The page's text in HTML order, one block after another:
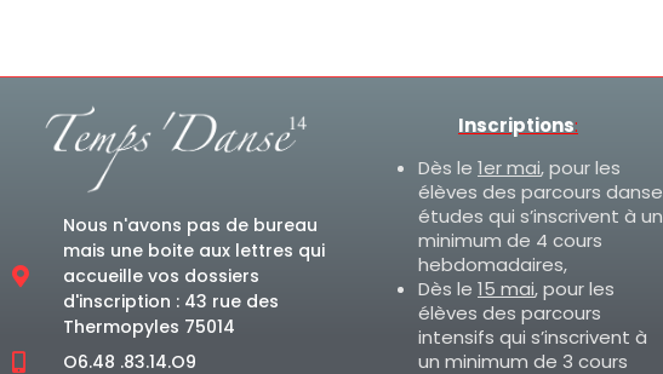
Nous n'avons pas de bureau
mais une boite aux lettres qui
accueille vos dossiers
d'inscription : 43 rue des
Thermopyles 75014
O6.48 .83.14.O9
Inscriptions:
Dès le 1er mai, pour les
élèves des parcours danse
études qui s’inscrivent à un
minimum de 4 cours
hebdomadaires,
Dès le 15 mai, pour les
élèves des parcours
intensifs qui s’inscrivent à
un minimum de 3 cours